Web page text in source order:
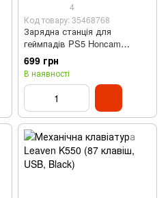
4
Код товару: 35468768
Зарядна станція для
геймпадів PS5 Honcam
DualSense Charging Station
A3705 (Type-C, LED, білий)
699 грн
В наявності